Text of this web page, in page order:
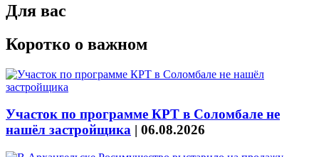
Для вас
Коротко о важном
Участок по программе КРТ в Соломбале не
нашёл застройщика | 06.08.2026